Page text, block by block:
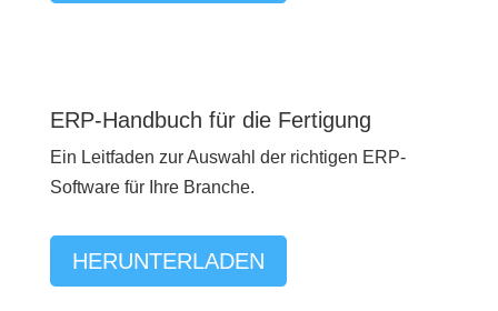
ERP-Handbuch für die Fertigung
Ein Leitfaden zur Auswahl der richtigen ERP-
Software für Ihre Branche.
HERUNTERLADEN